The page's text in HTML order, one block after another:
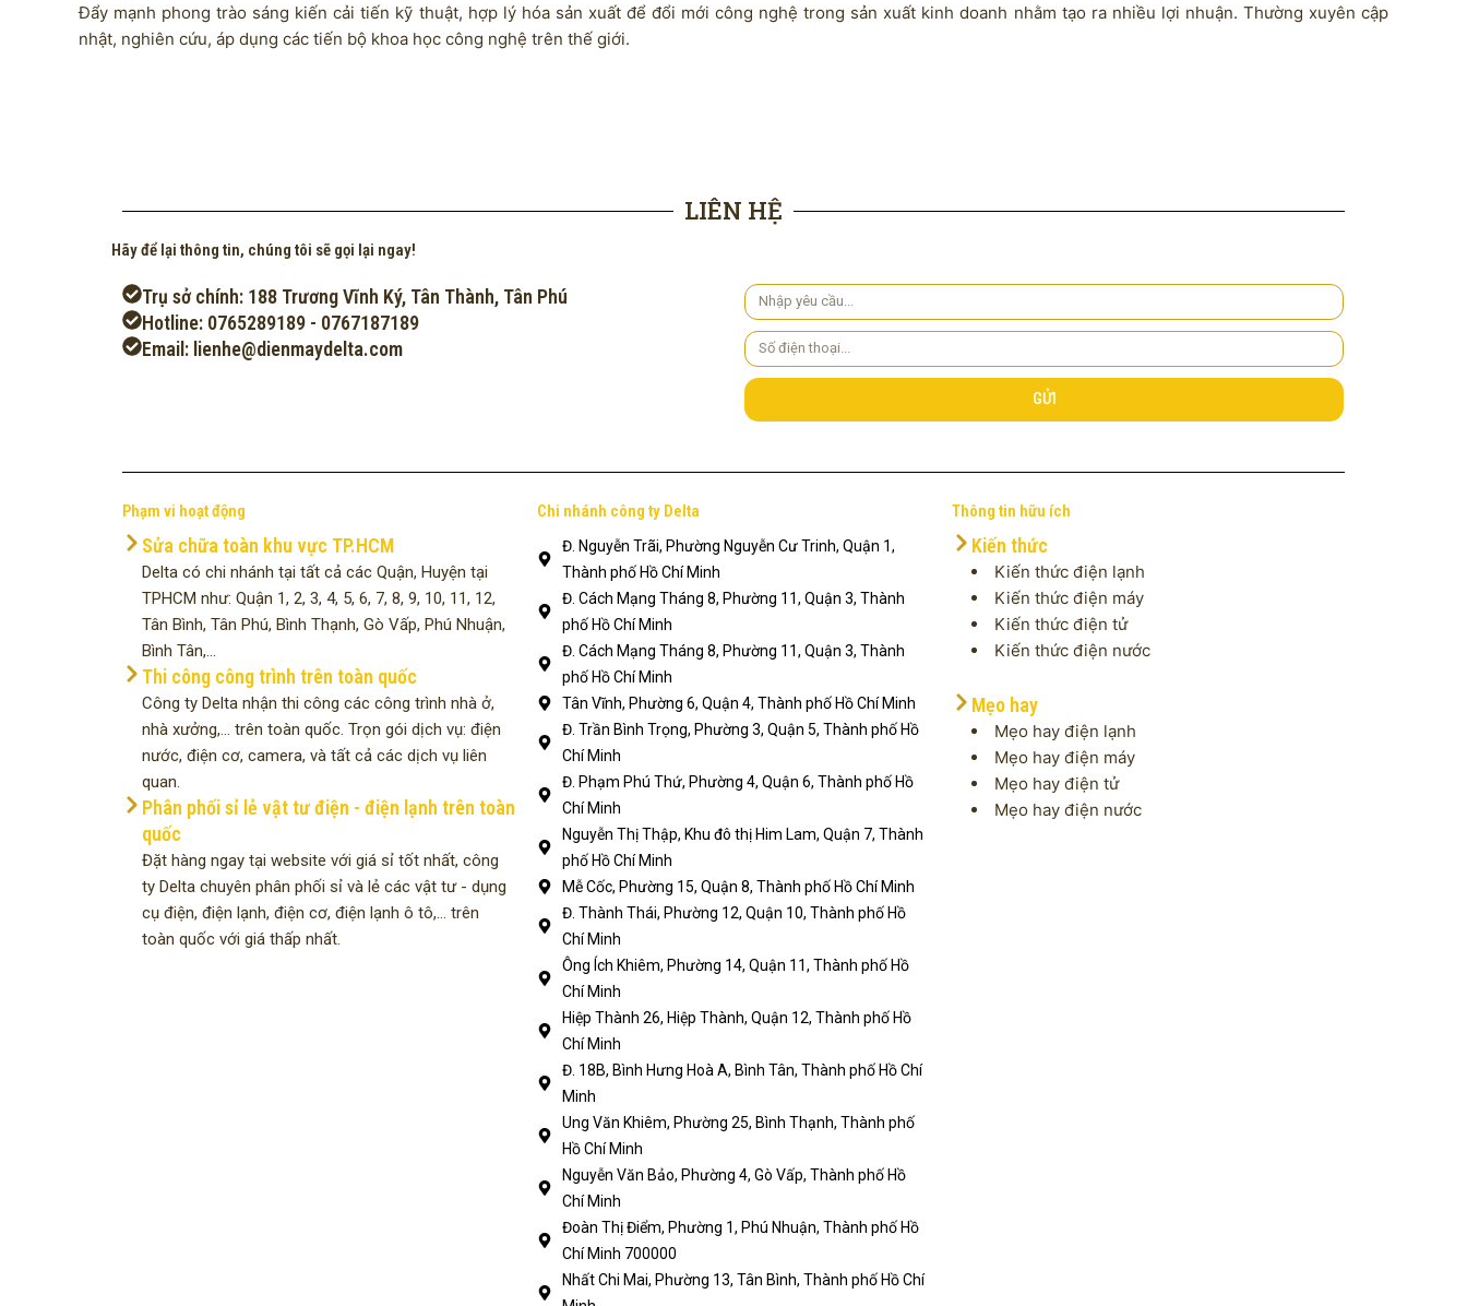
Đẩy mạnh phong trào sáng kiến cải tiến kỹ thuật, hợp lý hóa sản xuất để đổi mới công nghệ trong sản xuất kinh doanh nhằm tạo ra nhiều lợi nhuận. Thường xuyên cập
nhật, nghiên cứu, áp dụng các tiến bộ khoa học công nghệ trên thế giới.
LIÊN HỆ
Hãy để lại thông tin, chúng tôi sẽ gọi lại ngay!
Trụ sở chính: 188 Trương Vĩnh Ký, Tân Thành, Tân Phú
Hotline: 0765289189 - 0767187189
Email: lienhe@dienmaydelta.com
Yêu
cầu
Số
điện
thoại
GỬI
Phạm vi hoạt động
Sửa chữa toàn khu vực TP.HCM
Delta có chi nhánh tại tất cả các Quận, Huyện tại
TPHCM như: Quận 1, 2, 3, 4, 5, 6, 7, 8, 9, 10, 11, 12,
Tân Bình, Tân Phú, Bình Thạnh, Gò Vấp, Phú Nhuận,
Bình Tân,...
Thi công công trình trên toàn quốc
Công ty Delta nhận thi công các công trình nhà ở,
nhà xưởng,... trên toàn quốc. Trọn gói dịch vụ: điện
nước, điện cơ, camera, và tất cả các dịch vụ liên
quan.
Phân phối sỉ lẻ vật tư điện - điện lạnh trên toàn
quốc
Đặt hàng ngay tại website với giá sỉ tốt nhất, công
ty Delta chuyên phân phối sỉ và lẻ các vật tư - dụng
cụ điện, điện lạnh, điện cơ, điện lạnh ô tô,... trên
toàn quốc với giá thấp nhất.
Chi nhánh công ty Delta
Đ. Nguyễn Trãi, Phường Nguyễn Cư Trinh, Quận 1,
Thành phố Hồ Chí Minh
Đ. Cách Mạng Tháng 8, Phường 11, Quận 3, Thành
phố Hồ Chí Minh
Đ. Cách Mạng Tháng 8, Phường 11, Quận 3, Thành
phố Hồ Chí Minh
Tân Vĩnh, Phường 6, Quận 4, Thành phố Hồ Chí Minh
Đ. Trần Bình Trọng, Phường 3, Quận 5, Thành phố Hồ
Chí Minh
Đ. Phạm Phú Thứ, Phường 4, Quận 6, Thành phố Hồ
Chí Minh
Nguyễn Thị Thập, Khu đô thị Him Lam, Quận 7, Thành
phố Hồ Chí Minh
Mễ Cốc, Phường 15, Quận 8, Thành phố Hồ Chí Minh
Đ. Thành Thái, Phường 12, Quận 10, Thành phố Hồ
Chí Minh
Ông Ích Khiêm, Phường 14, Quận 11, Thành phố Hồ
Chí Minh
Hiệp Thành 26, Hiệp Thành, Quận 12, Thành phố Hồ
Chí Minh
Đ. 18B, Bình Hưng Hoà A, Bình Tân, Thành phố Hồ Chí
Minh
Ung Văn Khiêm, Phường 25, Bình Thạnh, Thành phố
Hồ Chí Minh
Nguyễn Văn Bảo, Phường 4, Gò Vấp, Thành phố Hồ
Chí Minh
Đoàn Thị Điểm, Phường 1, Phú Nhuận, Thành phố Hồ
Chí Minh 700000
Nhất Chi Mai, Phường 13, Tân Bình, Thành phố Hồ Chí
Thông tin hữu ích
Kiến thức
Kiến thức điện lạnh
Kiến thức điện máy
Kiến thức điện tử
Kiến thức điện nước
Mẹo hay
Mẹo hay điện lạnh
Mẹo hay điện máy
Mẹo hay điện tử
Mẹo hay điện nước